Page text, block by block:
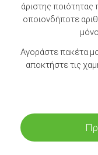
άριστης
οποιονδήποτε
Αγοράστε πακέτα
αποκτήστε τις